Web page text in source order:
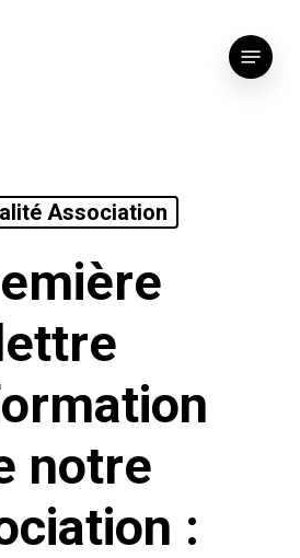
Menu
Association
lettre
notre
: